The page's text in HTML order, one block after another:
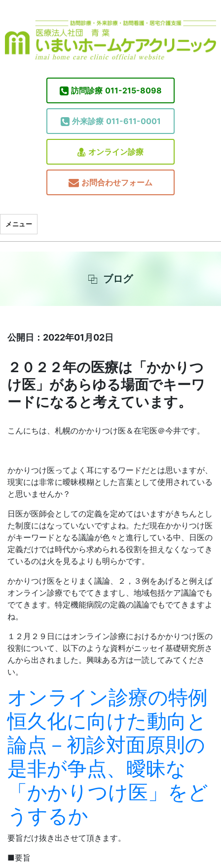
訪問診療 011-215-8098
外来診療 011-611-0001
オンライン診療
お問合わせフォーム
メニュー
ブログ
公開日：2022年01月02日
２０２２年の医療は「かかりつ
け医」があらゆる場面でキーワ
ードになると考えています。
こんにちは、札幌のかかりつけ医＆在宅医＠今井です。
かかりつけ医ってよく耳にするワードだとは思いますが、
現実には非常に曖昧模糊とした言葉として使用されている
と思いませんか？
日医が医師会としての定義を定めてはいますがきちんとし
た制度にはなっていないですよね。ただ現在かかりつけ医
がキーワードとなる議論が色々と進行している中、日医の
定義だけでは時代から求められる役割を担えなくなってき
ているのは火を見るよりも明らかです。
かかりつけ医をとりまく議論、２，３例をあげると例えば
オンライン診療でもでてきますし、地域包括ケア議論でも
でてきます。特定機能病院の定義の議論でもでてきますよ
ね。
１２月２９日にはオンライン診療におけるかかりつけ医の
役割について、以下のような資料がニッセイ基礎研究所さ
んから出されました。興味ある方は一読してみてくださ
い。
オンライン診療の特例
恒久化に向けた動向と
論点－初診対面原則の
是非が争点、曖昧な
「かかりつけ医」をど
うするか
要旨だけ抜き出させて頂きます。
■要旨